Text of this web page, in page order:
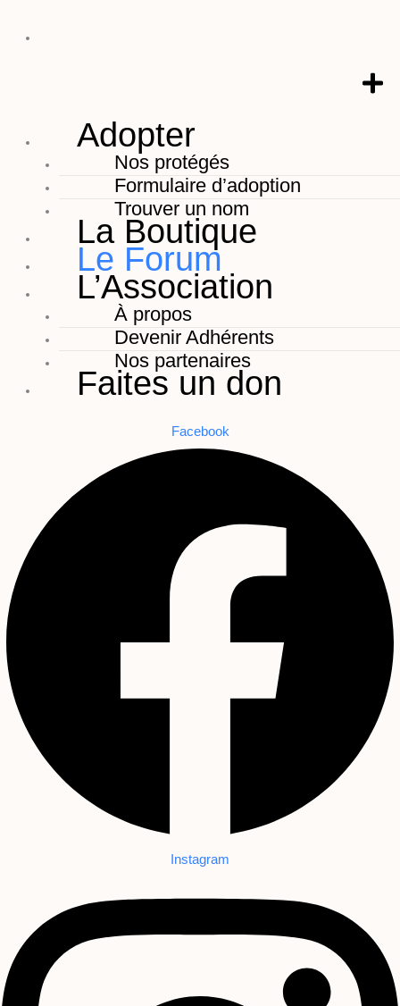
Adopter
Nos protégés
Formulaire d’adoption
Trouver un nom
La Boutique
Le Forum
L’Association
À propos
Devenir Adhérents
Nos partenaires
Faites un don
Facebook
Instagram